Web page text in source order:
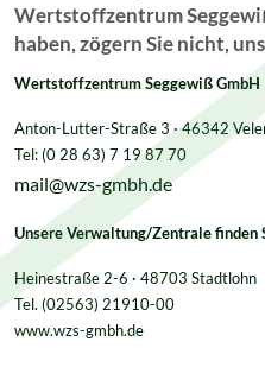
Wertstoffzentrum
haben, zögern Sie nicht,
Wertstoffzentrum Seggewiß GmbH
Anton-Lutter-Straße 3 · 46342
Tel: (0 28 63) 7 19 87 70
mail@wzs-gmbh.de
Unsere Verwaltung/Zentrale finden
Heinestraße 2-6 · 48703 Stadtlohn
Tel. (02563) 21910-00
www.wzs-gmbh.de